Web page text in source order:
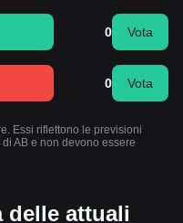
0 Vota
0 Vota
Essi riflettono le previsioni
AB e non devono essere
delle attuali